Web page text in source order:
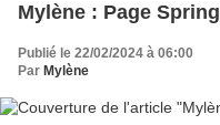
Mylène : Page Spring
Publié le 22/02/2024 à 06:00
Par Mylène